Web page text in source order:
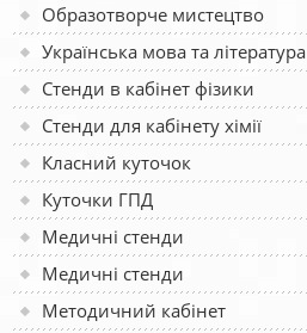
Образотворче мистецтво
Українська мова та література
Стенди в кабінет фізики
Стенди для кабінету хімії
Класний куточок
Куточки ГПД
Медичні стенди
Медичні стенди
Методичний кабінет